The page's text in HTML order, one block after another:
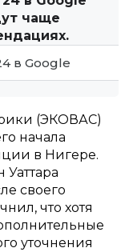
чаще
в Google
(ЭКОВАС)
начала
в Нигере.
своего
что хотя
уточнения